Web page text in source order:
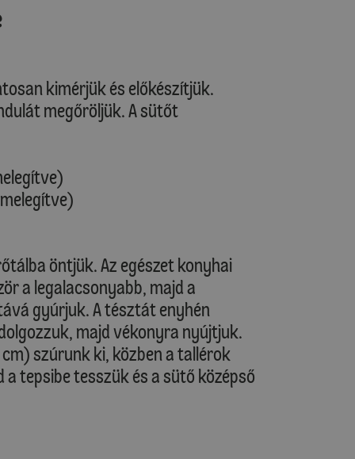
kimérjük és előkészítjük.
megőröljük. A sütőt
öntjük. Az egészet konyhai
a legalacsonyabb, majd a
gyúrjuk. A tésztát enyhén
majd vékonyra nyújtjuk.
szúrunk ki, közben a tallérok
tepsibe tesszük és a sütő középső